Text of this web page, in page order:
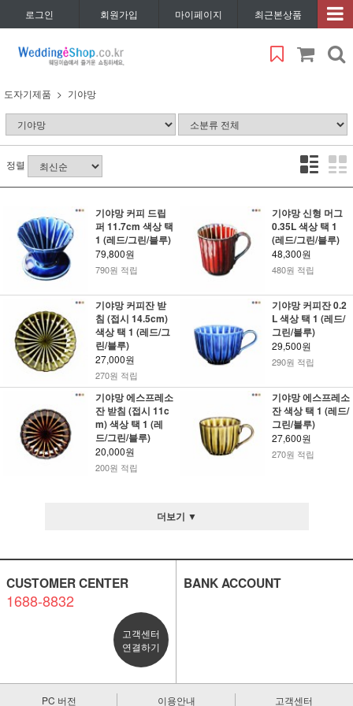
로그인 회원가입 마이페이지 최근본상품
도자기제품 기야망
정렬
기야망 커피 드립
퍼 11.7cm 색상 택
1 (레드/그린/블루)
79,800원
790원 적립
기야망 신형 머그
0.35L 색상 택 1
(레드/그린/블루)
48,300원
480원 적립
기야망 커피잔 받
침 (접시 14.5cm)
색상 택 1 (레드/그
린/블루)
27,000원
270원 적립
기야망 커피잔 0.2
L 색상 택 1 (레드/
그린/블루)
29,500원
290원 적립
기야망 에스프레소
잔 받침 (접시 11c
m) 색상 택 1 (레
드/그린/블루)
20,000원
200원 적립
기야망 에스프레소
잔 색상 택 1 (레드/
그린/블루)
27,600원
270원 적립
더보기 ▼
CUSTOMER CENTER
1688-8832
고객센터
연결하기
BANK ACCOUNT
PC 버전 이용안내 고객센터